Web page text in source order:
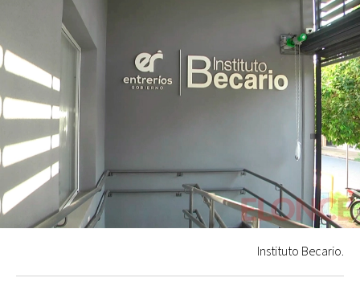
Instituto Becario.